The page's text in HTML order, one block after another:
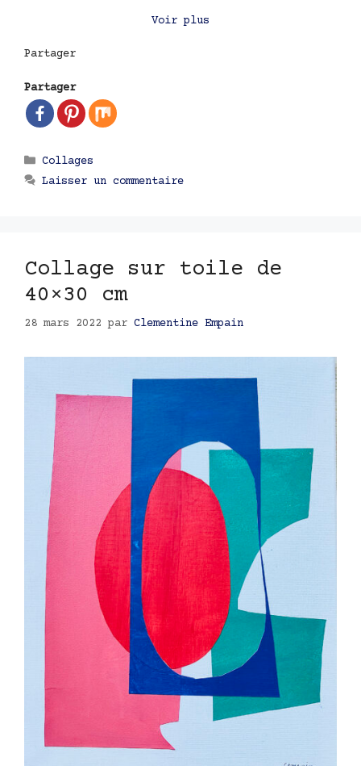
Voir plus
Partager
Partager
Catégories
Collages
Laisser un commentaire
Collage sur toile de
40×30 cm
28 mars 2022 par Clementine Empain